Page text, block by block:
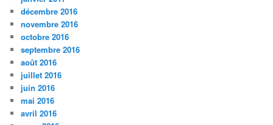
décembre 2016
novembre 2016
octobre 2016
septembre 2016
août 2016
juillet 2016
juin 2016
mai 2016
avril 2016